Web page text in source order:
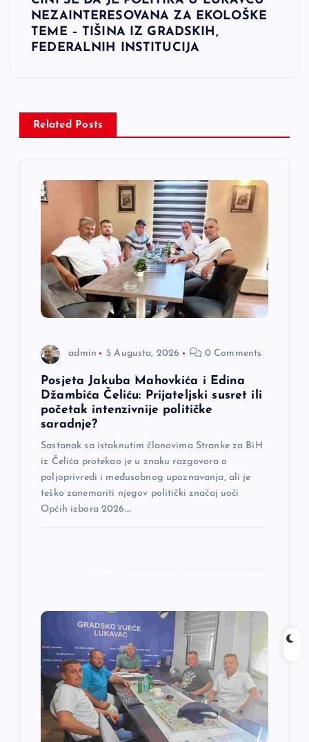
NEZAINTERESOVANA ZA EKOLOŠKE
TEME – TIŠINA IZ GRADSKIH,
FEDERALNIH INSTITUCIJA
Related Posts
admin 5 Augusta, 2026 0 Comments
Posjeta Jakuba Mahovkića i Edina
Džambića Čeliću: Prijateljski susret ili
početak intenzivnije političke
saradnje?
Sastanak sa istaknutim članovima Stranke za BiH
iz Čelića protekao je u znaku razgovora o
poljoprivredi i međusobnog upoznavanja, ali je
teško zanemariti njegov politički značaj uoči
Općih izbora 2026.…